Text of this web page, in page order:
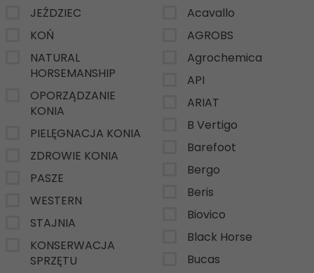
JEŹDZIEC
KOŃ
NATURAL
HORSEMANSHIP
OPORZĄDZANIE
KONIA
PIELĘGNACJA KONIA
ZDROWIE KONIA
PASZE
WESTERN
STAJNIA
KONSERWACJA
SPRZĘTU
Acavallo
AGROBS
Agrochemica
API
ARIAT
B Vertigo
Barefoot
Bergo
Beris
Biovico
Black Horse
Bucas